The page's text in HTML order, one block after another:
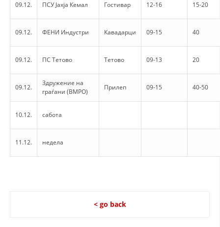
09.12. ПСУ Јахја Кемал Гостивар 12-16 15-20
09.12. ФЕНИ Индустри Кавадарци 09-15 40
09.12. ПС Тетово Тетово 09-13 20
09.12.
Здружение на
граѓани (ВМРО)
Прилеп 09-15 40-50
10.12. сабота
11.12. недела
< go back